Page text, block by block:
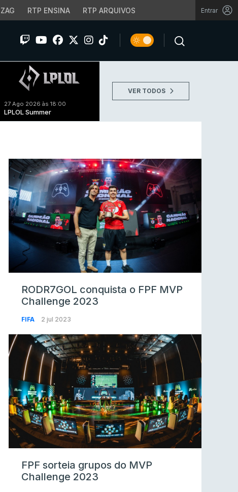
RTP ENSINA RTP ARQUIVOS Entrar
27 Ago 2026 às 18:00
LPLOL Summer
VER TODOS
RODR7GOL conquista o FPF MVP
Challenge 2023
FIFA 2 jul 2023
FPF sorteia grupos do MVP
Challenge 2023